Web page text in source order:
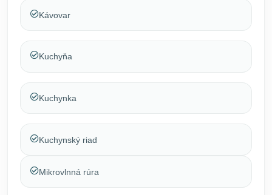
Kávovar
Kuchyňa
Kuchynka
Kuchynský riad
Mikrovlnná rúra